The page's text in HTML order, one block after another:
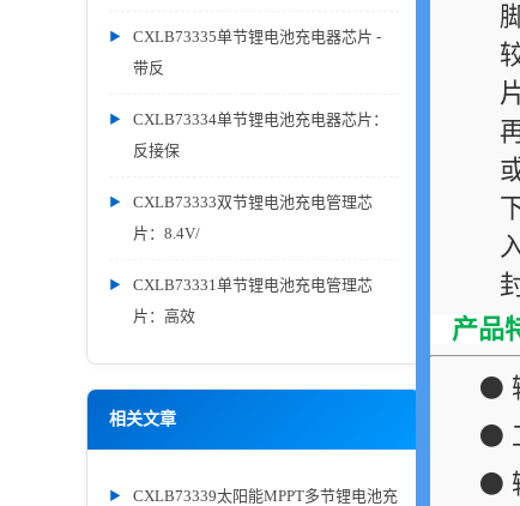
CXLB73335单节锂电池充电器芯片 -
带反
CXLB73334单节锂电池充电器芯片：
反接保
CXLB73333双节锂电池充电管理芯
片：8.4V/
CXLB73331单节锂电池充电管理芯
片：高效
相关文章
CXLB73339太阳能MPPT多节锂电池充
产品
⚫
⚫
⚫